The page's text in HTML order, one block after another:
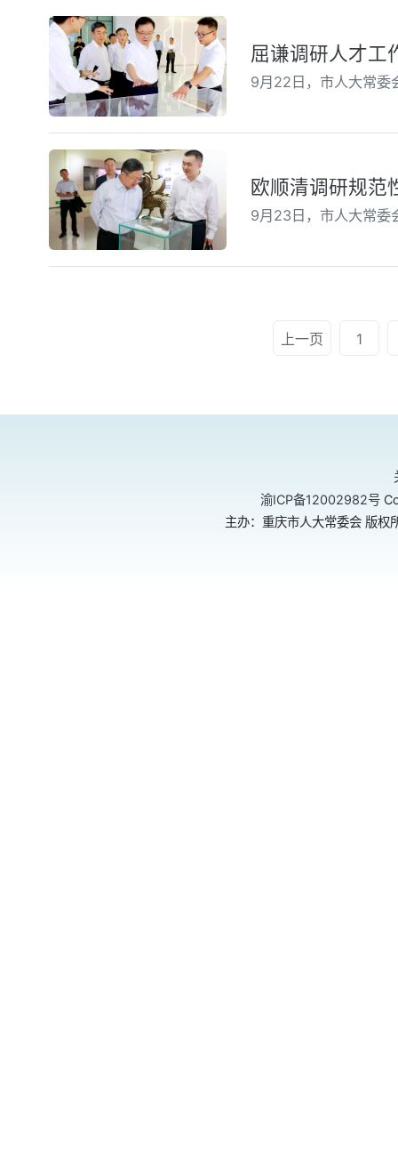
屈谦调研人才工
9月22日，市人大常委
欧顺清调研规范
9月23日，市人大常委
上一页 1
渝ICP备12002982号
主办：重庆市人大常委会 版